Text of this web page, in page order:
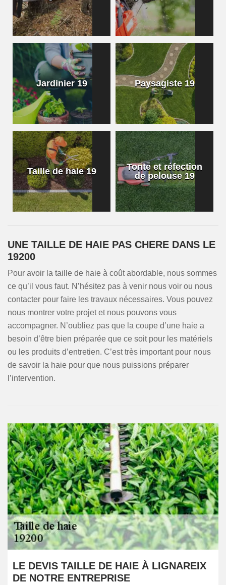
Jardinier 19 Paysagiste 19
Taille de haie 19
Tonte et réfection
de pelouse 19
UNE TAILLE DE HAIE PAS CHERE DANS LE
19200
Pour avoir la taille de haie à coût abordable, nous sommes
ce qu’il vous faut. N’hésitez pas à venir nous voir ou nous
contacter pour faire les travaux nécessaires. Vous pouvez
nous montrer votre projet et nous pouvons vous
accompagner. N’oubliez pas que la coupe d’une haie a
besoin d’être bien préparée que ce soit pour les matériels
ou les produits d’entretien. C’est très important pour nous
de savoir la haie pour que nous puissions préparer
l’intervention.
LE DEVIS TAILLE DE HAIE À LIGNAREIX
DE NOTRE ENTREPRISE